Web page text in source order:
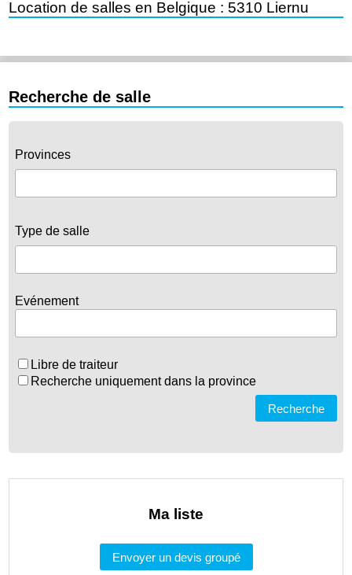
Location de salles en Belgique : 5310 Liernu
Recherche de salle
Provinces
Type de salle
Evénement
Libre de traiteur
Recherche uniquement dans la province
Recherche
Ma liste
Envoyer un devis groupé